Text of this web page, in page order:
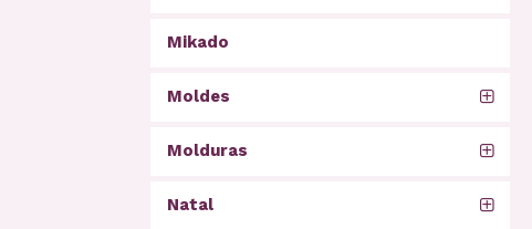
Mikado
Moldes
Molduras
Natal